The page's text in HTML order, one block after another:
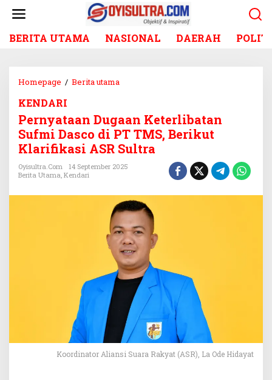
BERITA UTAMA NASIONAL DAERAH
Homepage / Berita utama
n
y
a
t
a
D
u
g
a
a
n
K
l
b
KENDARI
Pernyataan Dugaan Keterlibatan
Sufmi Dasco di PT TMS, Berikut
Klarifikasi ASR Sultra
Oyisultra.com
14 September 2025
Berita Utama, Kendari
Koordinator Aliansi Suara Rakyat (ASR), La Ode Hidayat